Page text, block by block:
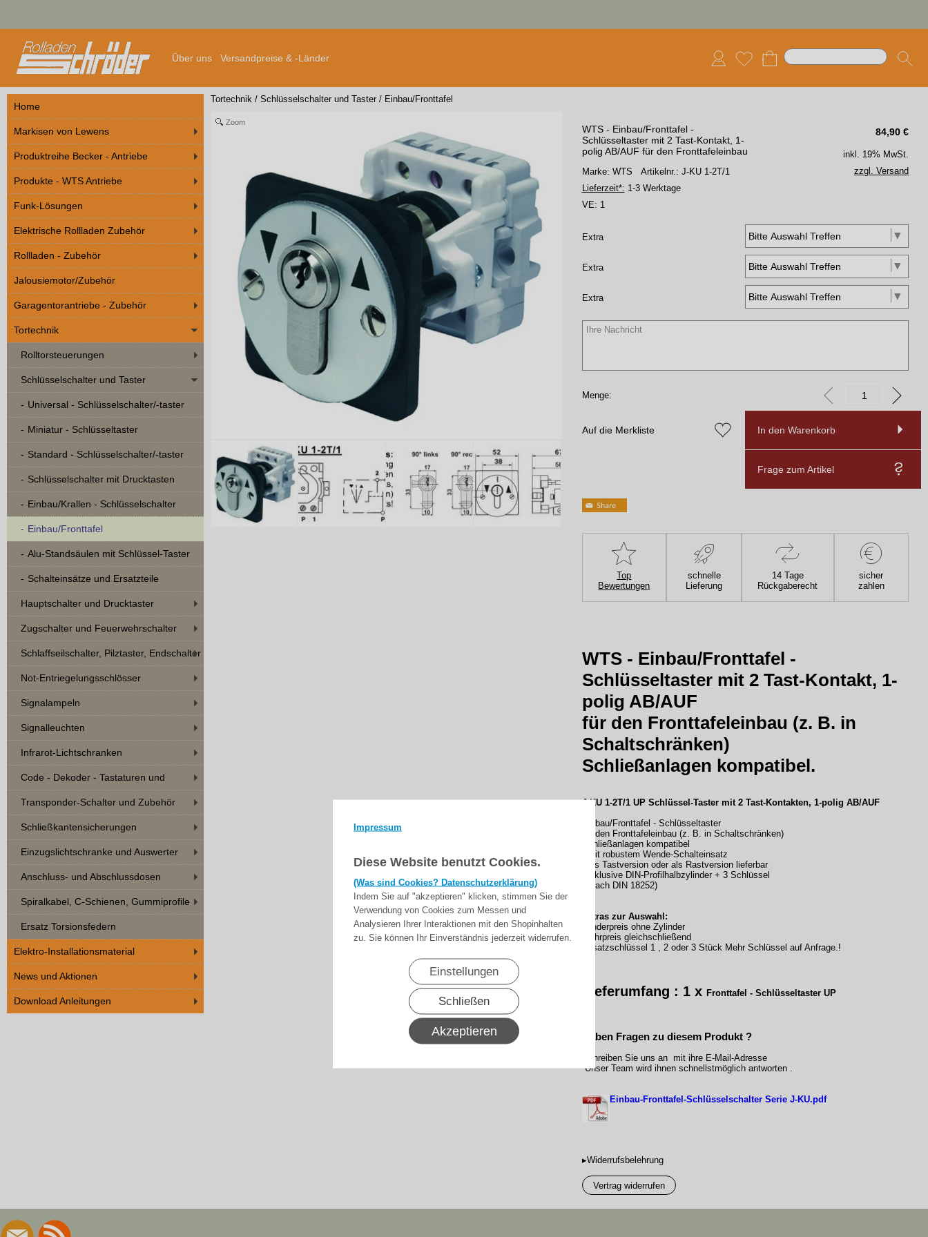
Impressum
Diese Website benutzt Cookies.
(Was sind Cookies? Datenschutzerklärung)
Indem Sie auf "akzeptieren" klicken, stimmen Sie der
Verwendung von Cookies zum Messen und
Analysieren Ihrer Interaktionen mit den Shopinhalten
zu. Sie können Ihr Einverständnis jederzeit widerrufen.
Einstellungen
Schließen
Akzeptieren
Über uns Versandpreise & -Länder
Home
Markisen von Lewens
Produktreihe Becker - Antriebe
Produkte - WTS Antriebe
Funk-Lösungen
Elektrische Rollladen Zubehör
Rollladen - Zubehör
Jalousiemotor/Zubehör
Garagentorantriebe - Zubehör
Tortechnik
Rolltorsteuerungen
Schlüsselschalter und Taster
Universal - Schlüsselschalter/-taster
Miniatur - Schlüsseltaster
Standard - Schlüsselschalter/-taster
Schlüsselschalter mit Drucktasten
Einbau/Krallen - Schlüsselschalter
Einbau/Fronttafel
Alu-Standsäulen mit Schlüssel-Taster
Schalteinsätze und Ersatzteile
Hauptschalter und Drucktaster
Zugschalter und Feuerwehrschalter
Schlaffseilschalter, Pilztaster, Endschalter
Not-Entriegelungsschlösser
Signalampeln
Signalleuchten
Infrarot-Lichtschranken
Code - Dekoder - Tastaturen und
Zubehör
Transponder-Schalter und Zubehör
Schließkantensicherungen
Einzugslichtschranke und Auswerter
Anschluss- und Abschlussdosen
Spiralkabel, C-Schienen, Gummiprofile
Ersatz Torsionsfedern
Elektro-Installationsmaterial
News und Aktionen
Download Anleitungen
Tortechnik / Schlüsselschalter und Taster / Einbau/Fronttafel
Zoom
84,90 €
WTS - Einbau/Fronttafel -
Schlüsseltaster mit 2 Tast-Kontakt, 1-
polig AB/AUF für den Fronttafeleinbau
Marke: WTS Artikelnr.: J-KU 1-2T/1
Lieferzeit*: 1-3 Werktage
VE: 1
inkl. 19% MwSt.
zzgl. Versand
Extra
Extra
Extra
Menge:
Auf die Merkliste In den Warenkorb
Frage zum Artikel
Top
Bewertungen
schnelle
Lieferung
14 Tage
Rückgaberecht
sicher
zahlen
WTS - Einbau/Fronttafel -
Schlüsseltaster mit 2 Tast-Kontakt, 1-
polig AB/AUF
für den Fronttafeleinbau (z. B. in
Schaltschränken)
Schließanlagen kompatibel.
J-KU 1-2T/1 UP Schlüssel-Taster mit 2 Tast-Kontakten, 1-polig AB/AUF
Einbau/Fronttafel - Schlüsseltaster
für den Fronttafeleinbau (z. B. in Schaltschränken)
Schließanlagen kompatibel
- mit robustem Wende-Schalteinsatz
- als Tastversion oder als Rastversion lieferbar
- inklusive DIN-Profilhalbzylinder + 3 Schlüssel
- (nach DIN 18252)
Extras zur Auswahl:
Minderpreis ohne Zylinder
Mehrpreis gleichschließend
Zusatzschlüssel 1 , 2 oder 3 Stück Mehr Schlüssel auf Anfrage.!
Lieferumfang : 1 x Fronttafel - Schlüsseltaster UP
Haben Fragen zu diesem Produkt ?
Schreiben Sie uns an mit ihre E-Mail-Adresse
Unser Team wird ihnen schnellstmöglich antworten .
Einbau-Fronttafel-Schlüsselschalter Serie J-KU.pdf
▸Widerrufsbelehrung
Vertrag widerrufen